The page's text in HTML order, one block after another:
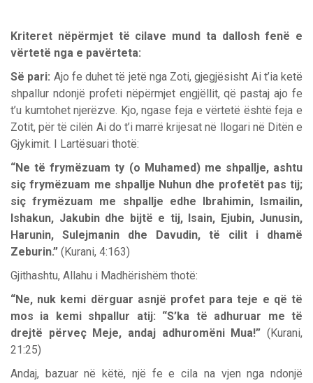
Kriteret nëpërmjet të cilave mund ta dallosh fenë e
vërtetë nga e pavërteta:
Së pari: Ajo fe duhet të jetë nga Zoti, gjegjësisht Ai t’ia ketë
shpallur ndonjë profeti nëpërmjet engjëllit, që pastaj ajo fe
t’u kumtohet njerëzve. Kjo, ngase feja e vërtetë është feja e
Zotit, për të cilën Ai do t’i marrë krijesat në llogari në Ditën e
Gjykimit. I Lartësuari thotë:
“Ne të frymëzuam ty (o Muhamed) me shpallje, ashtu
siç frymëzuam me shpallje Nuhun dhe profetët pas tij;
siç frymëzuam me shpallje edhe Ibrahimin, Ismailin,
Ishakun, Jakubin dhe bijtë e tij, Isain, Ejubin, Junusin,
Harunin, Sulejmanin dhe Davudin, të cilit i dhamë
Zeburin.” (Kurani, 4:163)
Gjithashtu, Allahu i Madhërishëm thotë:
“Ne, nuk kemi dërguar asnjë profet para teje e që të
mos ia kemi shpallur atij: “S’ka të adhuruar me të
drejtë përveç Meje, andaj adhuromëni Mua!” (Kurani,
21:25)
Andaj, bazuar në këtë, një fe e cila na vjen nga ndonjë